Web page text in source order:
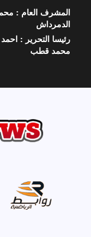
المحتوى
المشرف العام :
الدمرداش
رئيسا التحرير :
محمد قطب